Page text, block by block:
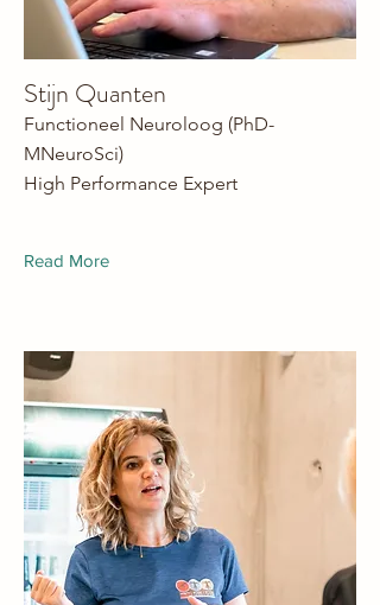
Stijn Quanten
Functioneel Neuroloog (PhD-
MNeuroSci)
High Performance Expert
Read More